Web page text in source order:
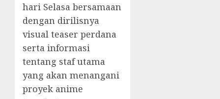
hari Selasa bersamaan
dengan dirilisnya
visual teaser perdana
serta informasi
tentang staf utama
yang akan menangani
proyek anime